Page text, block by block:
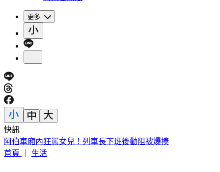
更多
快訊
舊iPhone能換錢！一次16款「身價大增值」 最新方案升級
首頁
生活